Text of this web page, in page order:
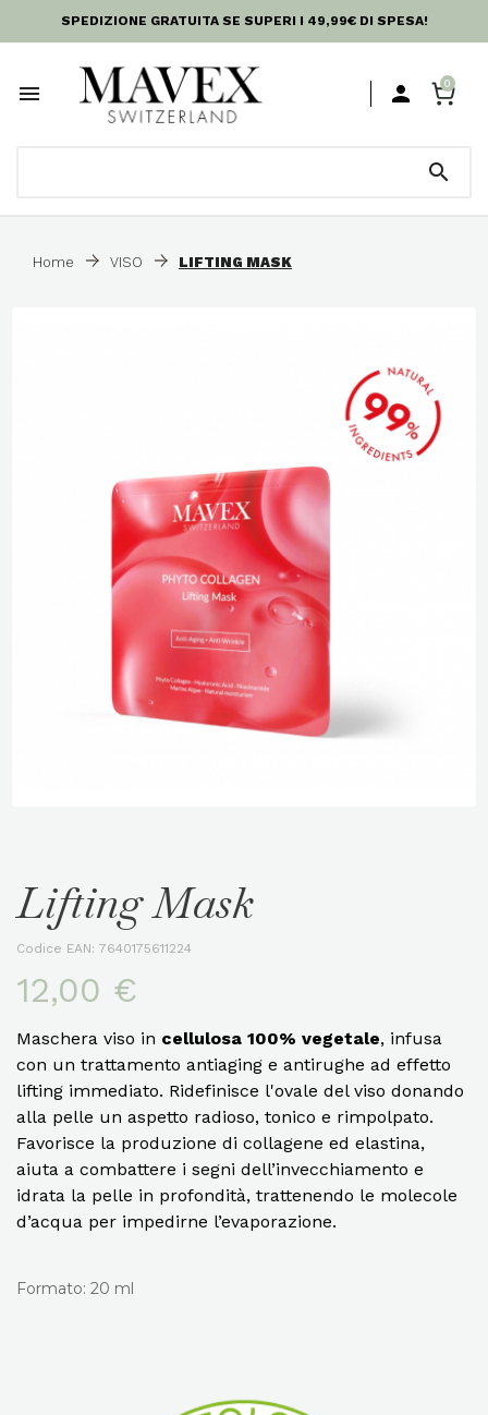
SPEDIZIONE GRATUITA SE SUPERI I 49,99€ DI SPESA!
  0

Home VISO LIFTING MASK
Lifting Mask
Codice EAN: 7640175611224
12,00 €
Maschera viso in cellulosa 100% vegetale, infusa
con un trattamento antiaging e antirughe ad effetto
lifting immediato. Ridefinisce l'ovale del viso donando
alla pelle un aspetto radioso, tonico e rimpolpato.
Favorisce la produzione di collagene ed elastina,
aiuta a combattere i segni dell’invecchiamento e
idrata la pelle in profondità, trattenendo le molecole
d’acqua per impedirne l’evaporazione.
Formato: 20 ml